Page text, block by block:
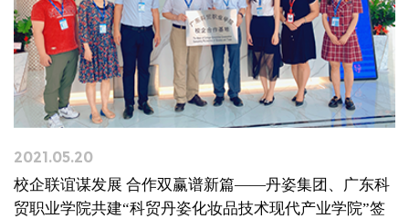
2021.05.20
校企联谊谋发展 合作双赢谱新篇——丹姿集团、广东科
贸职业学院共建“科贸丹姿化妆品技术现代产业学院”签